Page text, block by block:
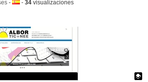
-Idioma:
-34 visualizaciones